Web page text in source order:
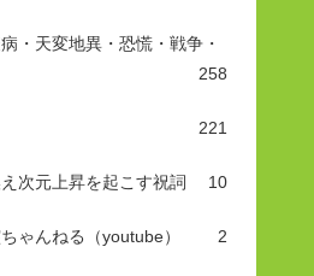
・天変地異・恐慌・戦争・
258
221
次元上昇を起こす祝詞 10
ゃんねる（youtube） 2